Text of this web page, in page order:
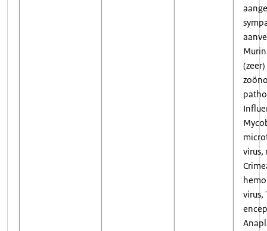
virus,
virus,